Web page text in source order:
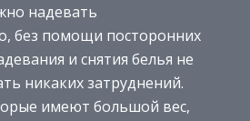
надевать
без помощи посторонних
и снятия белья не
никаких затруднений.
имеют большой вес,